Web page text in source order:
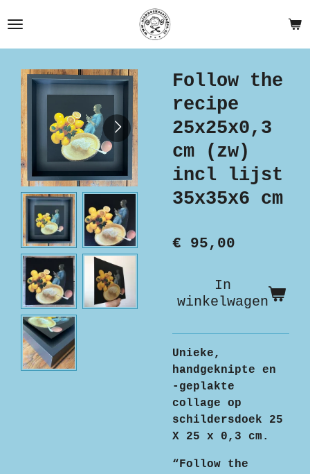
direct
naar
hoofdinhoud
Follow the
recipe
25x25x0,3
cm (zw)
incl lijst
35x35x6 cm
€ 95,00
In
winkelwagen
Unieke,
handgeknipte en
-geplakte
collage op
schildersdoek 25
X 25 x 0,3 cm.
“Follow the